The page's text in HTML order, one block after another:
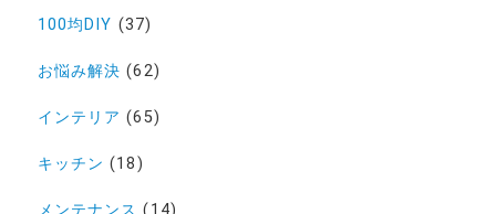
100均DIY (37)
お悩み解決 (62)
インテリア (65)
キッチン (18)
メンテナンス (14)